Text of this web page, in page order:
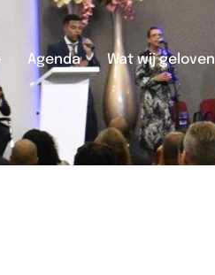
Agenda Wat wij geloven